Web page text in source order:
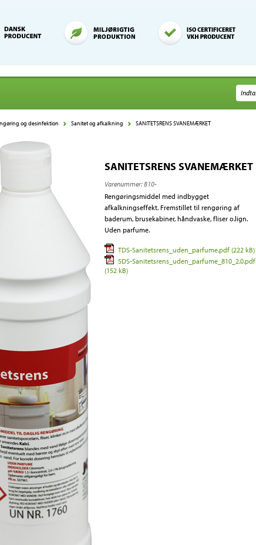
og desinfektion Sanitet og afkalkning SANITETSRENS SVANEMÆRKET
SANITETSRENS SVANEMÆRKET
Varenummer:810-
Rengøringsmiddel med indbygget
afkalkningseffekt. Fremstillet til rengøring af
baderum, brusekabiner, håndvaske, fliser o.lign.
Uden parfume.
TDS-Sanitetsrens_uden_parfume.pdf (222 kB)
SDS-Sanitetsrens_uden_parfume_810_2.0.pdf
(152 kB)